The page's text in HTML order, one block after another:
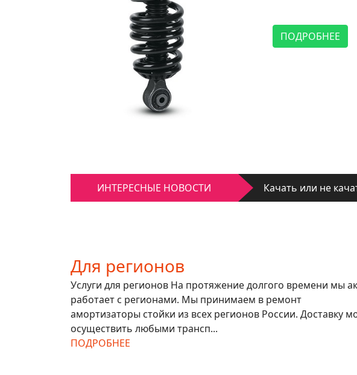
ПОДРОБНЕЕ
ИНТЕРЕСНЫЕ НОВОСТИ Качать или не
Для регионов
Услуги для регионов На протяжение долгого времени мы
работает с регионами. Мы принимаем в ремонт
амортизаторы стойки из всех регионов России. Доставку
осуществить любыми трансп...
ПОДРОБНЕЕ